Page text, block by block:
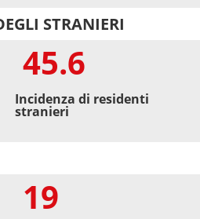
STRANIERI
45.6
Incidenza di residenti
stranieri
19